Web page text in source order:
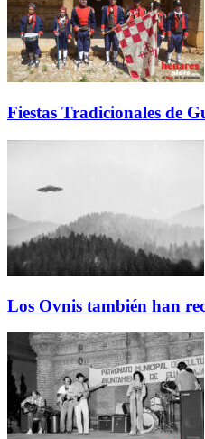
Fiestas Tradicionales de
Los Ovnis también han